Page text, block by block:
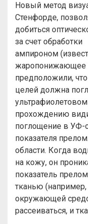
Новый метод
Стенфорде,
добиться
за счет обработки
ампироном
жаропонижающее
предположили,
целей должна
прохождению
поглощение в УФ-
показателя
области. Когда
на кожу, он
показатель
тканью
окружающей
рассеиваться, и